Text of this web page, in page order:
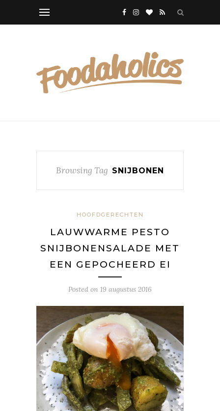
Browsing Tag SNIJBONEN
HOOFDGERECHTEN
LAUWWARME PESTO
SNIJBONENSALADE MET
EEN GEPOCHEERD EI
Posted on 19 augustus 2016